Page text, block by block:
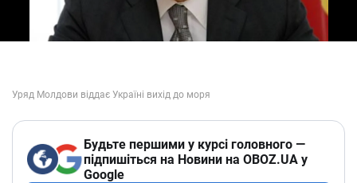
Будьте першими у курсі головного —
підпишіться на Новини на OBOZ.UA у
Google